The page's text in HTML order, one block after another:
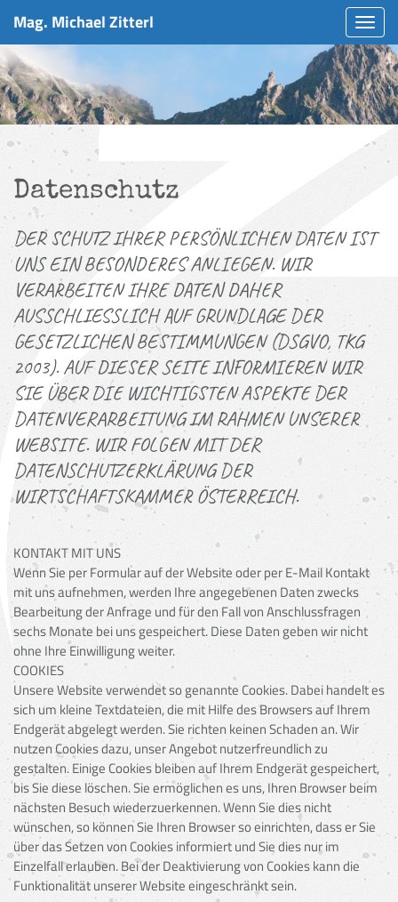
ein-/
Mag. Michael Zitterl
Datenschutz
DER SCHUTZ IHRER PERSÖNLICHEN DATEN IST
UNS EIN BESONDERES ANLIEGEN. WIR
VERARBEITEN IHRE DATEN DAHER
AUSSCHLIESSLICH AUF GRUNDLAGE DER
GESETZLICHEN BESTIMMUNGEN (DSGVO, TKG
2003). AUF DIESER SEITE INFORMIEREN WIR
SIE ÜBER DIE WICHTIGSTEN ASPEKTE DER
DATENVERARBEITUNG IM RAHMEN UNSERER
WEBSITE. WIR FOLGEN MIT DER
DATENSCHUTZERKLÄRUNG DER
WIRTSCHAFTSKAMMER ÖSTERREICH.
KONTAKT MIT UNS
Wenn Sie per Formular auf der Website oder per E-Mail Kontakt
mit uns aufnehmen, werden Ihre angegebenen Daten zwecks
Bearbeitung der Anfrage und für den Fall von Anschlussfragen
sechs Monate bei uns gespeichert. Diese Daten geben wir nicht
ohne Ihre Einwilligung weiter.
COOKIES
Unsere Website verwendet so genannte Cookies. Dabei handelt es
sich um kleine Textdateien, die mit Hilfe des Browsers auf Ihrem
Endgerät abgelegt werden. Sie richten keinen Schaden an. Wir
nutzen Cookies dazu, unser Angebot nutzerfreundlich zu
gestalten. Einige Cookies bleiben auf Ihrem Endgerät gespeichert,
bis Sie diese löschen. Sie ermöglichen es uns, Ihren Browser beim
nächsten Besuch wiederzuerkennen. Wenn Sie dies nicht
wünschen, so können Sie Ihren Browser so einrichten, dass er Sie
über das Setzen von Cookies informiert und Sie dies nur im
Einzelfall erlauben. Bei der Deaktivierung von Cookies kann die
Funktionalität unserer Website eingeschränkt sein.